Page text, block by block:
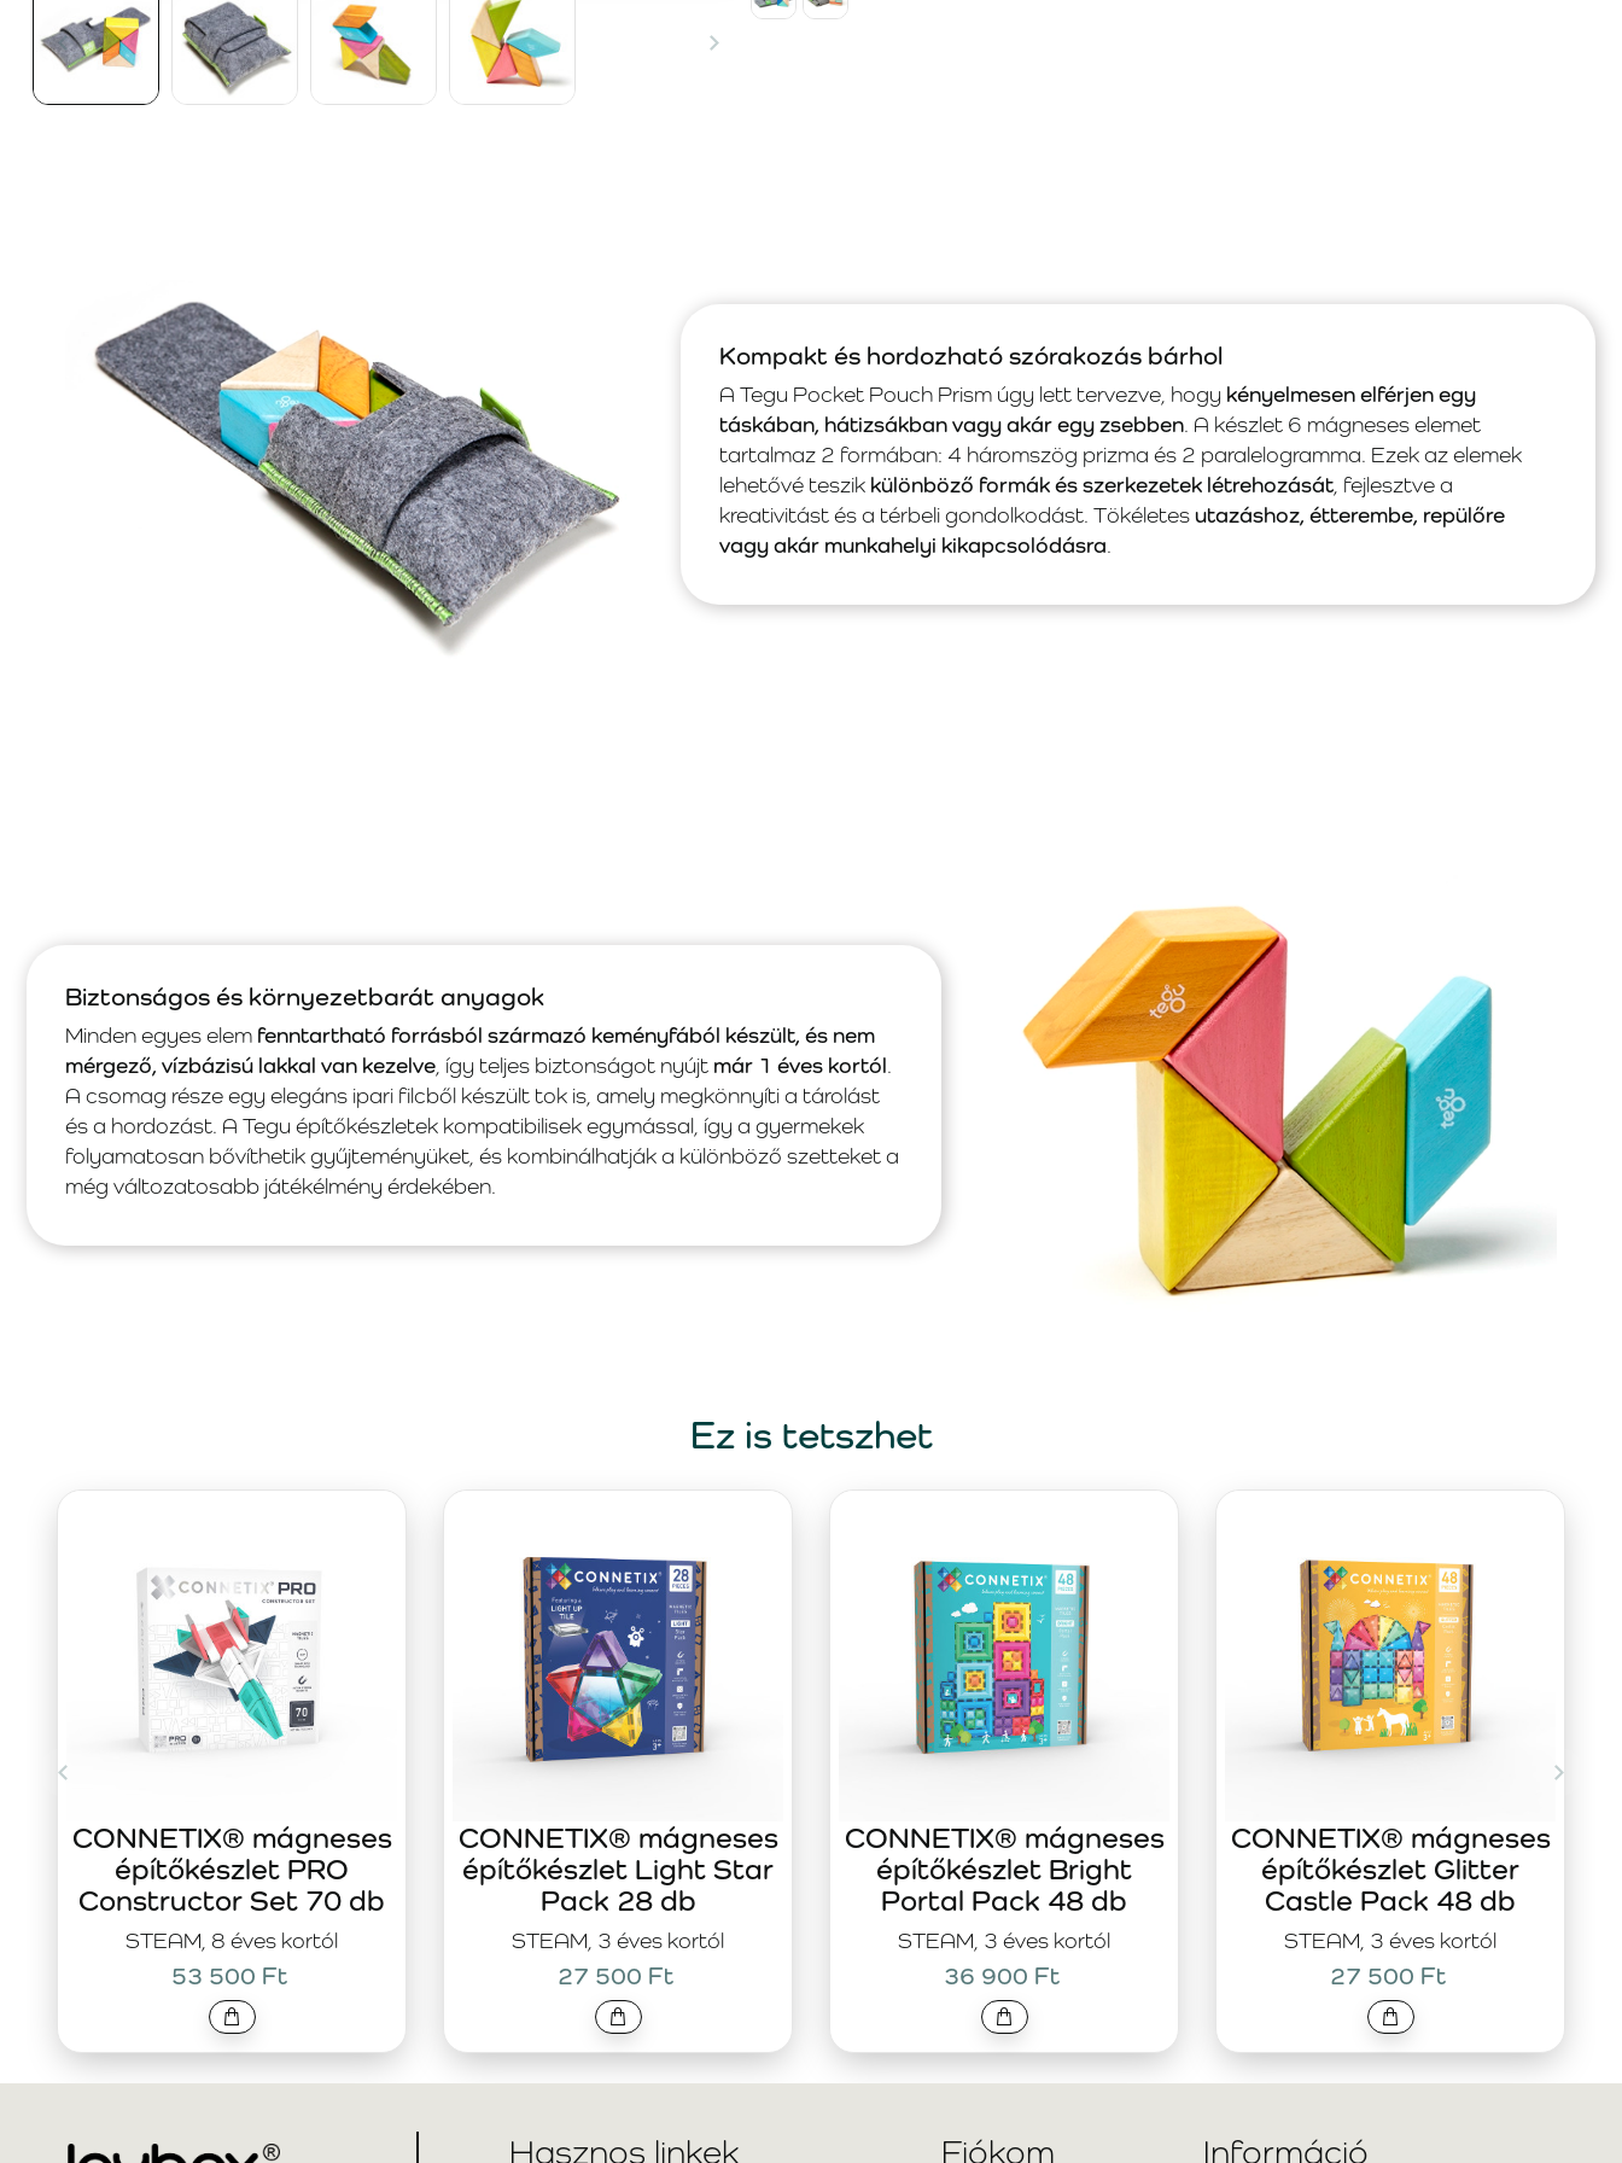
Kompakt és hordozható szórakozás bárhol
A Tegu Pocket Pouch Prism úgy lett tervezve, hogy kényelmesen elférjen egy
táskában, hátizsákban vagy akár egy zsebben. A készlet 6 mágneses elemet
tartalmaz 2 formában: 4 háromszög prizma és 2 paralelogramma. Ezek az elemek
lehetővé teszik különböző formák és szerkezetek létrehozását, fejlesztve a
kreativitást és a térbeli gondolkodást. Tökéletesutazáshoz, étterembe, repülőre
vagy akár munkahelyi kikapcsolódásra.
Biztonságos és környezetbarát anyagok
Minden egyes elem fenntartható forrásból származó keményfából készült, és nem
mérgező, vízbázisú lakkal van kezelve, így teljes biztonságot nyújt már 1 éves kortól.
A csomag része egy elegáns ipari filcből készült tok is, amely megkönnyíti a tárolást
és a hordozást. A Tegu építőkészletek kompatibilisek egymással, így a gyermekek
folyamatosan bővíthetik gyűjteményüket, és kombinálhatják a különböző szetteket a
még változatosabb játékélmény érdekében.
Ez is tetszhet
STEAM, 8 éves kortól
CONNETIX® mágneses
építőkészlet PRO
Constructor Set 70 db
53 500 Ft
STEAM, 3 éves kortól
CONNETIX® mágneses
építőkészlet Light Star
Pack 28 db
27 500 Ft
STEAM, 3 éves kortól
CONNETIX® mágneses
építőkészlet Bright
Portal Pack 48 db
36 900 Ft
STEAM, 3 éves kortól
CONNETIX® mágneses
építőkészlet Glitter
Castle Pack 48 db
27 500 Ft
Hasznos linkek Fiókom Információ